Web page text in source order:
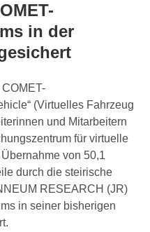
in der
(Virtuelles Fahrzeug
und Mitarbeitern
für virtuelle
von 50,1
durch die steirische
RESEARCH (JR)
in seiner bisherigen